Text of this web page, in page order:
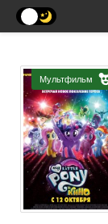
Мультфильм